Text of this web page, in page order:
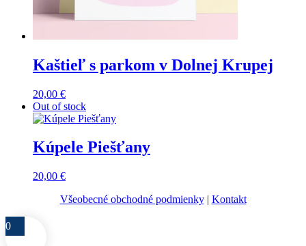
Kaštieľ s parkom v Dolnej Krupej
20,00 €
Out of stock
Kúpele Piešťany
20,00 €
Všeobecné obchodné podmienky| Kontakt
0